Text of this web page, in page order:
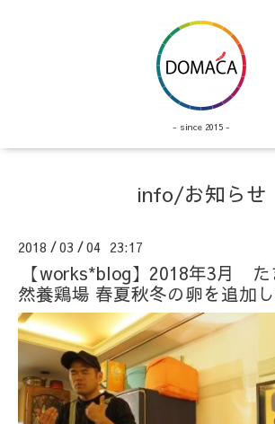
- since 2015 -
info/お知らせ
2018 /03 /04 23:17
【works*blog】2018年3月 た
然養鶏場 春夏秋冬の卵を追加